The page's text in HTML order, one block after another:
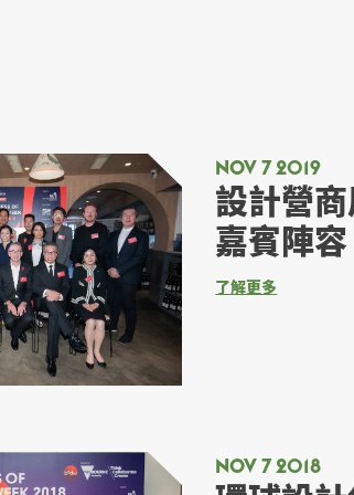
NOV 7 2019
設計營
嘉賓陣容
了解更多
NOV 7 2018